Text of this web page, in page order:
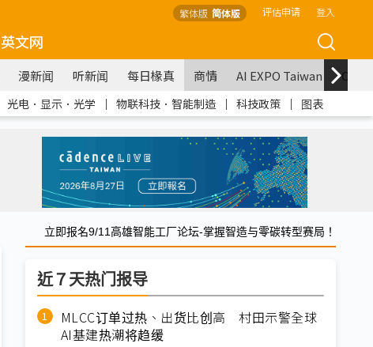
繁体版 简体版 评估申请 登入
英文网
漫新闻 听新闻 每日椽真 商情 AI EXPO Taiwan
光电．显示．光学 ｜ 物联科技．智能制造 ｜ 科技政策 ｜ 图表
立即报名9/11高雄智能工厂论坛-掌握智造与零碳转型赛局！
近７天热门报导
MLCC订单过热、出货比创高 村田示警全球
AI基建热潮将趋缓